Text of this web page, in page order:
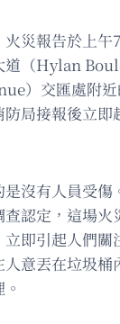
災報告於上午
道（Hylan
）交匯處附
局接報後立即
沒有人員受傷
認定，這場火
即引起人們關
意丟在垃圾桶